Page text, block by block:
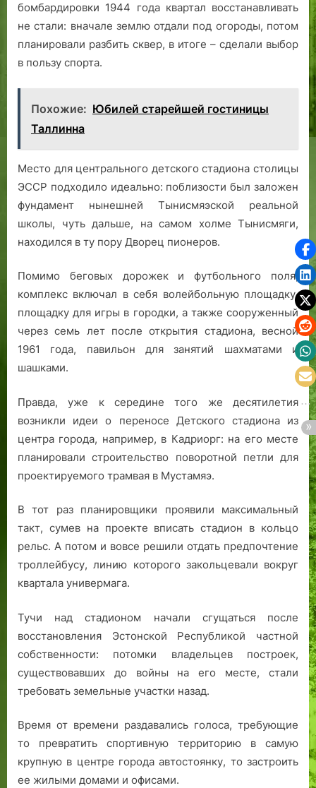
бомбардировки 1944 года квартал восстанавливать
не стали: вначале землю отдали под огороды, потом
планировали разбить сквер, в итоге – сделали выбор
в пользу спорта.
Похожие: Юбилей старейшей гостиницы
Таллинна
Место для центрального детского стадиона столицы
ЭССР подходило идеально: поблизости был заложен
фундамент нынешней Тынисмяэской реальной
школы, чуть дальше, на самом холме Тынисмяги,
находился в ту пору Дворец пионеров.
Помимо беговых дорожек и футбольного поля,
комплекс включал в себя волейбольную площадку,
площадку для игры в городки, а также сооруженный
через семь лет после открытия стадиона, весной
1961 года, павильон для занятий шахматами и
шашками.
Правда, уже к середине того же десятилетия
возникли идеи о переносе Детского стадиона из
центра города, например, в Кадриорг: на его месте
планировали строительство поворотной петли для
проектируемого трамвая в Мустамяэ.
В тот раз планировщики проявили максимальный
такт, сумев на проекте вписать стадион в кольцо
рельс. А потом и вовсе решили отдать предпочтение
троллейбусу, линию которого закольцевали вокруг
квартала универмага.
Тучи над стадионом начали сгущаться после
восстановления Эстонской Республикой частной
собственности: потомки владельцев построек,
существовавших до войны на его месте, стали
требовать земельные участки назад.
Время от времени раздавались голоса, требующие
то превратить спортивную территорию в самую
крупную в центре города автостоянку, то застроить
ее жилыми домами и офисами.